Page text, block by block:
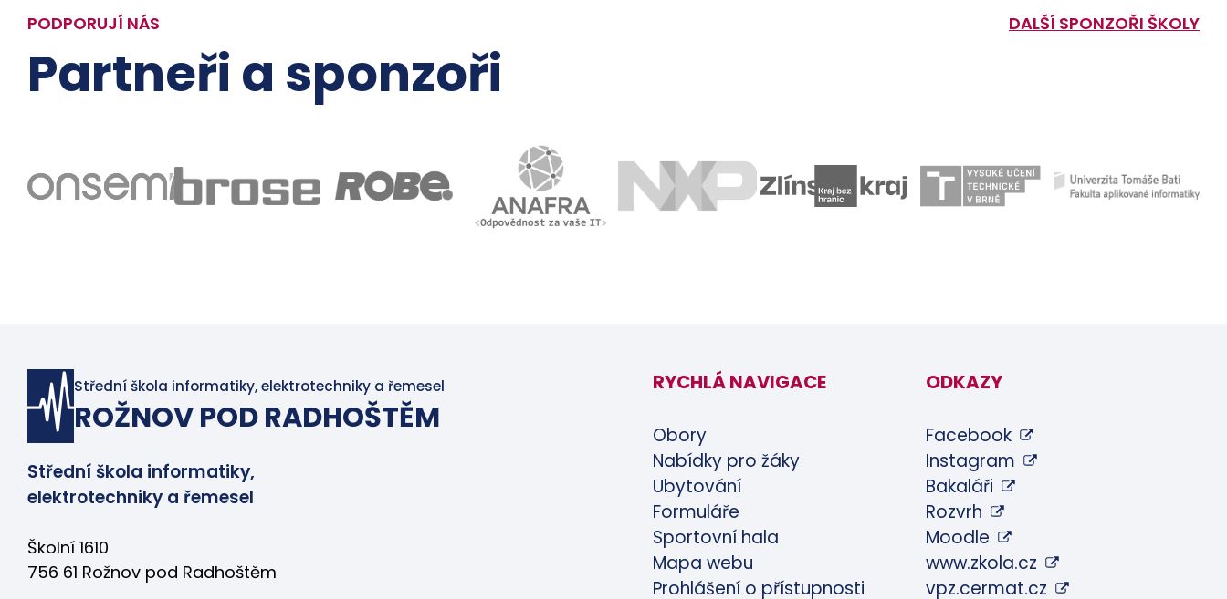
PODPORUJÍ NÁS
Partneři a sponzoři
DALŠÍ SPONZOŘI ŠKOLY
Střední škola informatiky, elektrotechniky a řemesel
ROŽNOV POD RADHOŠTĚM
Střední škola informatiky,
elektrotechniky a řemesel
Školní 1610
756 61 Rožnov pod Radhoštěm
RYCHLÁ NAVIGACE
Obory
Nabídky pro žáky
Ubytování
Formuláře
Sportovní hala
Mapa webu
Prohlášení o přístupnosti
ODKAZY
Facebook
Instagram
Bakaláři
Rozvrh
Moodle
www.zkola.cz
vpz.cermat.cz